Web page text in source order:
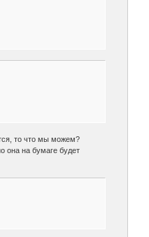
то что мы можем?
она на бумаге будет